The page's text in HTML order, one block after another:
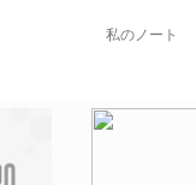
私のノート